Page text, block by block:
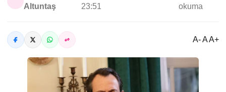
Altuntaş
23:51
okuma
A- A A+